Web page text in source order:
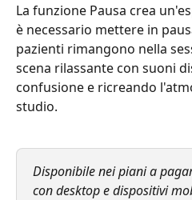
La funzione Pausa crea
è necessario mettere in
pazienti rimangono nella
scena rilassante con suoni
confusione e ricreando
studio.
Disponibile nei piani a
con desktop e dispositivi